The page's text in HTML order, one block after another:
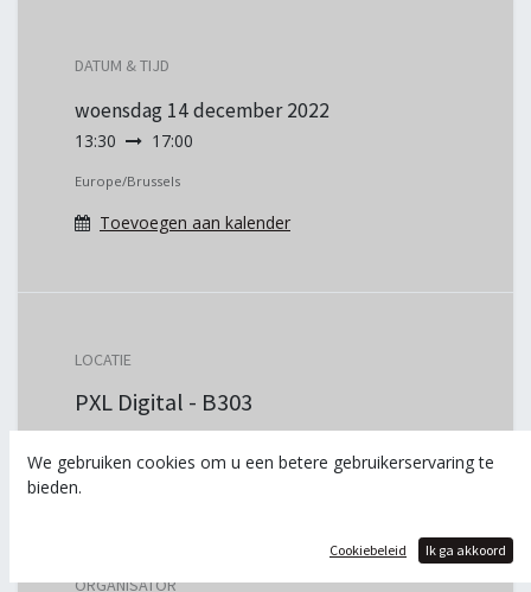
DATUM & TIJD
woensdag 14 december 2022
13:30 17:00
Europe/Brussels
Toevoegen aan kalender
LOCATIE
PXL Digital - B303
ORGANISATOR
We gebruiken cookies om u een betere gebruikerservaring te
bieden.
Cookiebeleid Ik ga akkoord